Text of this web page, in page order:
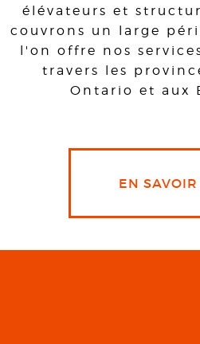
élévateurs et
couvrons un large
l'on offre nos
travers les
Ontario et aux
EN SAVOIR